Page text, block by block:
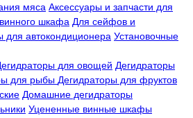
мяса Аксессуары и запчасти для
шкафа Для сейфов и
для автокондиционера Установочные
для овощей Дегидраторы
для рыбы Дегидраторы для фруктов
Домашние дегидраторы
Уцененные винные шкафы